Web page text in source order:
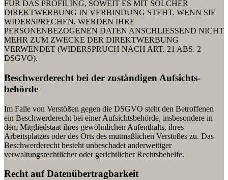
FÜR DAS PROFILING, SOWEIT ES MIT SOLCHER
DIREKTWERBUNG IN VERBINDUNG STEHT. WENN SIE
WIDERSPRECHEN, WERDEN IHRE
PERSONENBEZOGENEN DATEN ANSCHLIESSEND NICHT
MEHR ZUM ZWECKE DER DIREKTWERBUNG
VERWENDET (WIDERSPRUCH NACH ART. 21 ABS. 2
DSGVO).
Beschwerde­recht bei der zuständigen Aufsichts­
behörde
Im Falle von Verstößen gegen die DSGVO steht den Betroffenen
ein Beschwerderecht bei einer Aufsichtsbehörde, insbesondere in
dem Mitgliedstaat ihres gewöhnlichen Aufenthalts, ihres
Arbeitsplatzes oder des Orts des mutmaßlichen Verstoßes zu. Das
Beschwerderecht besteht unbeschadet anderweitiger
verwaltungsrechtlicher oder gerichtlicher Rechtsbehelfe.
Recht auf Daten­übertrag­barkeit